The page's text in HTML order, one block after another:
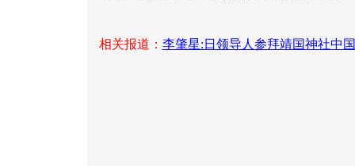
相关报道： 李肇星:日领导人参拜靖国神社中